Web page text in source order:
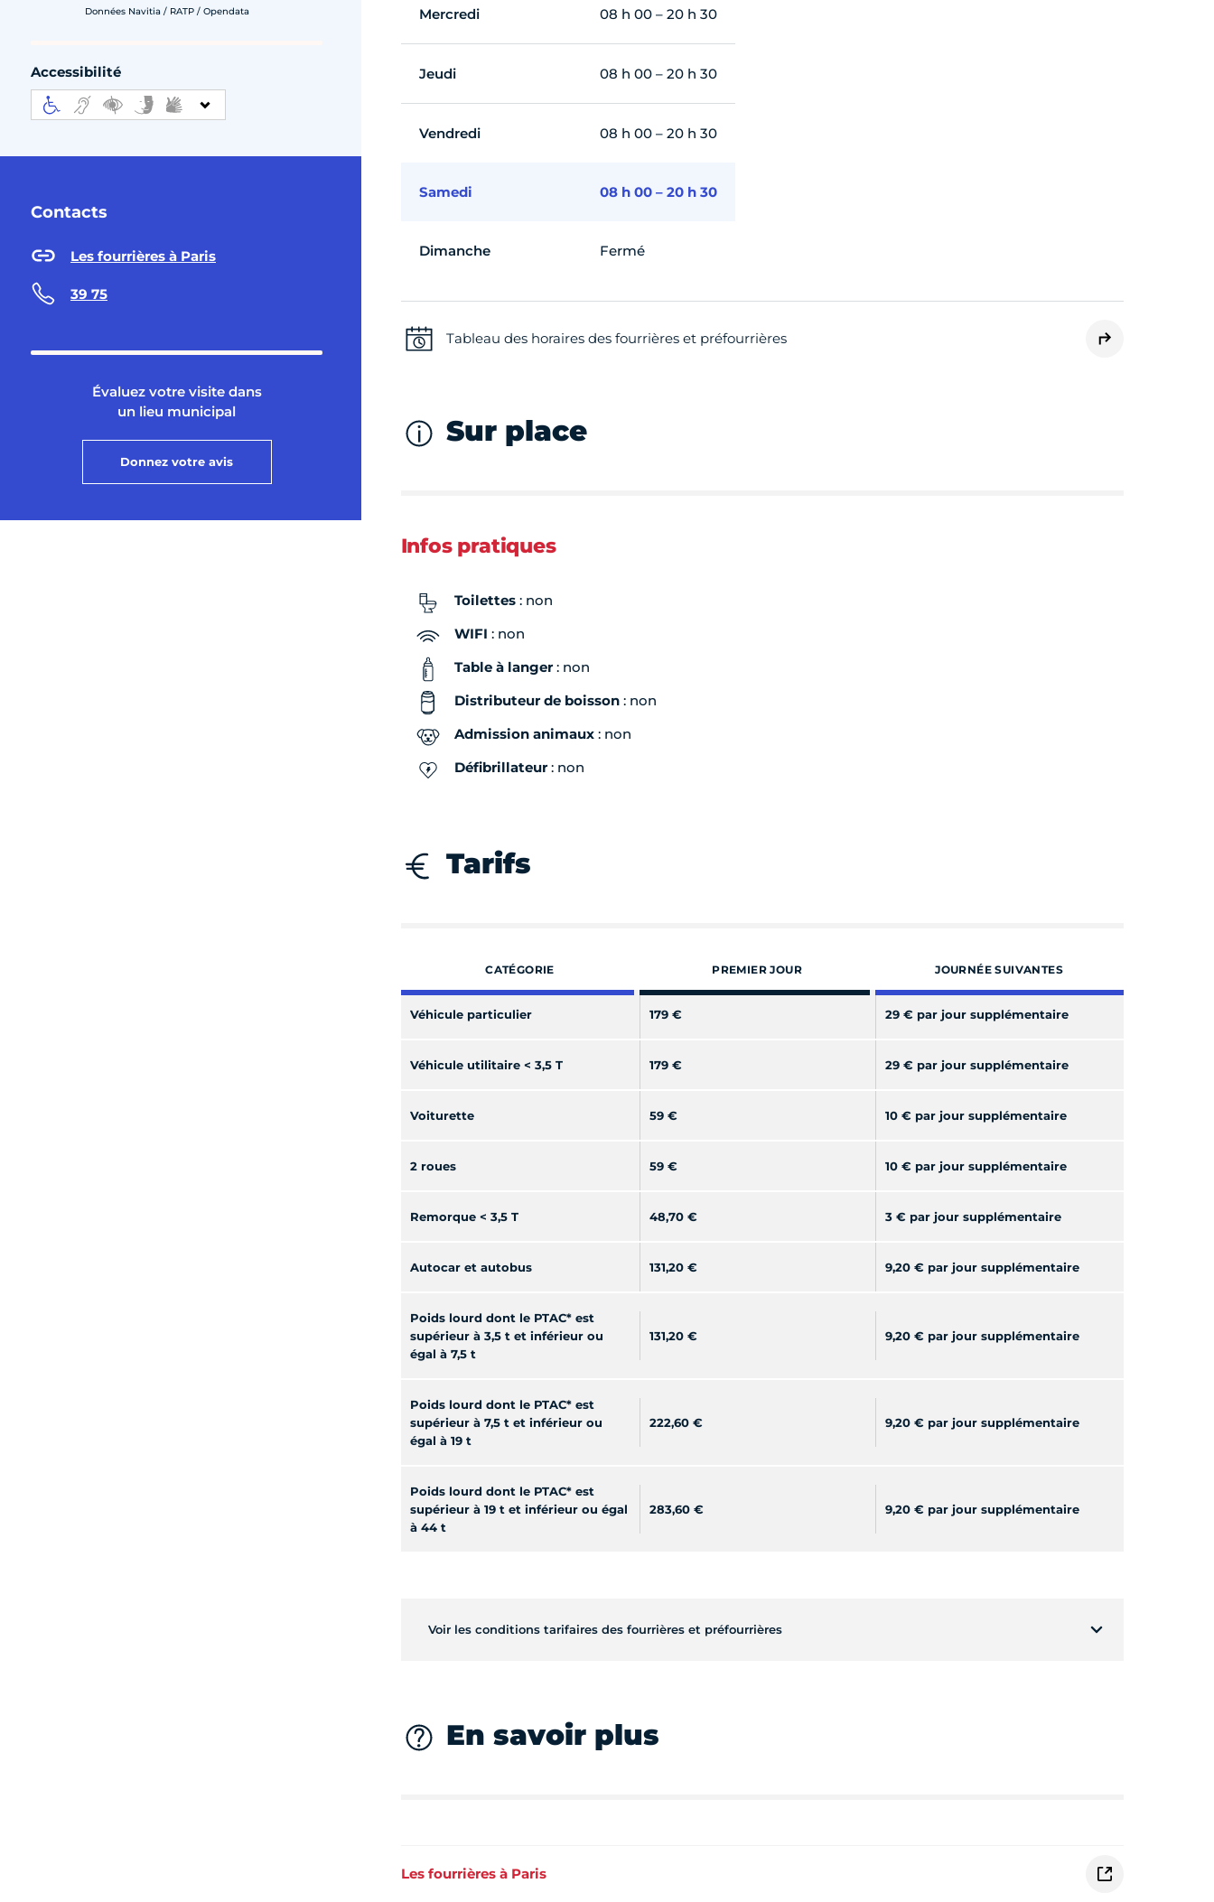
Données Navitia / RATP / Opendata
Accessibilité
Contacts
Les fourrières à Paris
39 75
Évaluez votre visite dans
un lieu municipal
Donnez votre avis
Mercredi 08 h 00 – 20 h 30
Jeudi 08 h 00 – 20 h 30
Vendredi 08 h 00 – 20 h 30
Samedi 08 h 00 – 20 h 30
Dimanche Fermé
Tableau des horaires des fourrières et préfourrières
Sur place
Infos pratiques
Toilettes: non
WIFI : non
Table à langer: non
Distributeur de boisson: non
Admission animaux: non
Défibrillateur: non
Tarifs
CATÉGORIE PREMIER JOUR JOURNÉE SUIVANTES
Véhicule particulier 179 € 29 € par jour supplémentaire
Véhicule utilitaire < 3,5 T 179 € 29 € par jour supplémentaire
Voiturette 59 € 10 € par jour supplémentaire
2 roues 59 € 10 € par jour supplémentaire
Remorque < 3,5 T 48,70 € 3 € par jour supplémentaire
Autocar et autobus 131,20 € 9,20 € par jour supplémentaire
Poids lourd dont le PTAC* est
supérieur à 3,5 t et inférieur ou
égal à 7,5 t
131,20 € 9,20 € par jour supplémentaire
Poids lourd dont le PTAC* est
supérieur à 7,5 t et inférieur ou
égal à 19 t
222,60 € 9,20 € par jour supplémentaire
Poids lourd dont le PTAC* est
supérieur à 19 t et inférieur ou égal
à 44 t
283,60 € 9,20 € par jour supplémentaire
Voir les conditions tarifaires des fourrières et préfourrières
En savoir plus
Les fourrières à Paris